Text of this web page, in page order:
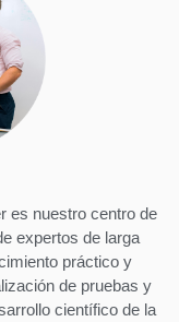
es nuestro centro de
expertos de larga
práctico y
de pruebas y
científico de la